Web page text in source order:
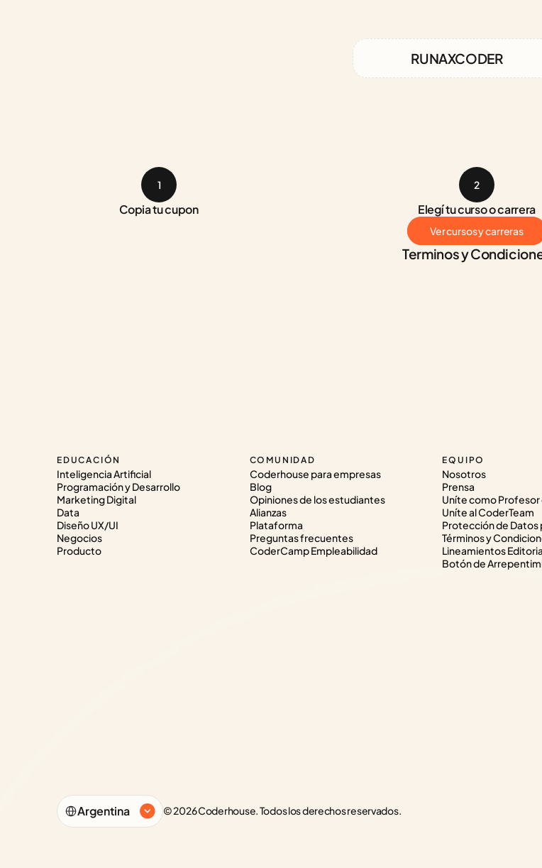
RUNAXCODER
1
Copia tu cupon
2
Elegí tu curso o carrera
Ver cursos y carreras
Terminos y
EDUCACIÓN
Inteligencia Artificial
Programación y Desarrollo
Marketing Digital
Data
Diseño UX/UI
Negocios
Producto
COMUNIDAD
Coderhouse para empresas
Blog
Opiniones de los estudiantes
Alianzas
Plataforma
Preguntas frecuentes
CoderCamp Empleabilidad
EQUIPO
Nosotros
Prensa
Uníte como Profesor
Uníte al CoderTeam
Protección de Datos
Términos y
Lineamientos
Botón de
Select Language
Argentina © 2026 Coderhouse. Todos los derechos reservados.